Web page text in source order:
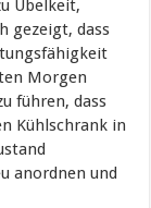
Übelkeit,
gezeigt, dass
Morgen
führen, dass
Kühlschrank in
anordnen und